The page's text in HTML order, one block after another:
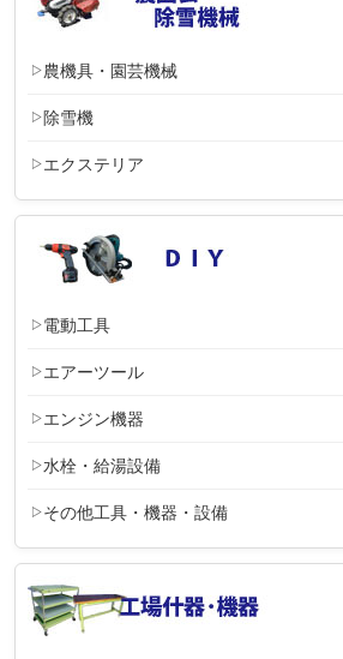
農機具・園芸機械
除雪機
エクステリア
電動工具
エアーツール
エンジン機器
水栓・給湯設備
その他工具・機器・設備